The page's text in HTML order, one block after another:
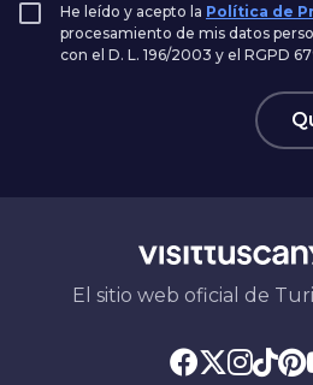
He leído y acepto la Política de
procesamiento de mis datos
con el D. L. 196/2003 y el RGPD
El sitio web oficial de